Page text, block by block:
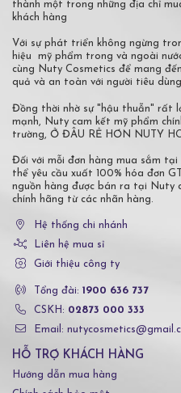
thành một trong những địa chỉ
khách hàng
Với sự phát triển không ngừng
hiệu mỹ phẩm trong và ngoài
cùng Nuty Cosmetics để mang
quả và an toàn với người tiêu
Đồng thời nhờ sự "hậu thuẫn" rất
mạnh, Nuty cam kết mỹ phẩm
trường, Ở ĐÂU RẺ HƠN NUTY
Đối với mỗi đơn hàng mua sắm
thể yêu cầu xuất 100% hóa đơn
nguồn hàng được bán ra tại Nuty
chính hãng từ các nhãn hàng.
Hệ thống chi nhánh
Liên hệ mua sỉ
Giới thiệu công ty
Tổng đài: 1900 636 737
CSKH: 02873 000 333
Email:
HỖ TRỢ KHÁCH HÀNG
Hướng dẫn mua hàng